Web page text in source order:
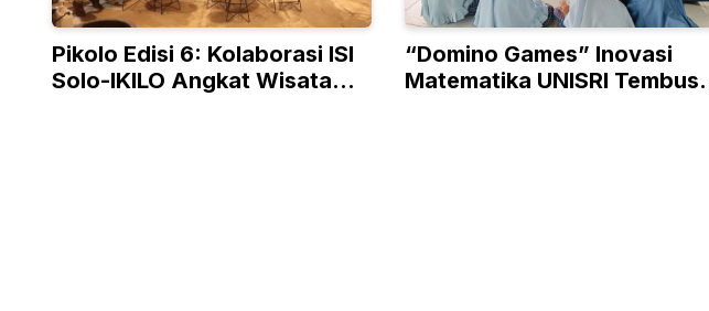
Pikolo Edisi 6: Kolaborasi ISI
Solo-IKILO Angkat Wisata
“Domino Games” Inovasi
Matematika UNISRI Tembus